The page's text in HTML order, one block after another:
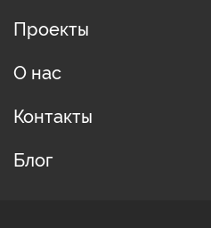
Проекты
О нас
Контакты
Блог